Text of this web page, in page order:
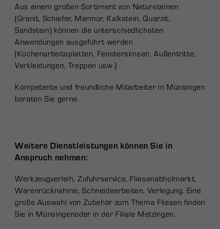
Aus einem großen Sortiment von Natursteinen
(Granit, Schiefer, Marmor, Kalkstein, Quarzit,
Sandstein) können die unterschiedlichsten
Anwendungen ausgeführt werden
(Küchenarbeitsplatten, Fenstersimsen, Außentritte,
Verkleidungen, Treppen usw.)
Kompetente und freundliche Mitarbeiter in Münsingen
beraten Sie gerne.
Weitere Dienstleistungen können Sie in
Anspruch nehmen:
Werkzeugverleih, Zufuhrservice, Fliesenabholmarkt,
Warenrücknahme, Schneidearbeiten, Verlegung. Eine
große Auswahl von Zubehör zum Thema Fliesen finden
Sie in Münsingenoder in der Filiale Metzingen.